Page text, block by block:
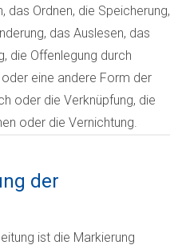
das Ordnen, die Speicherung,
das Auslesen, das
die Offenlegung durch
eine andere Form der
oder die Verknüpfung, die
oder die Vernichtung.
der
ist die Markierung